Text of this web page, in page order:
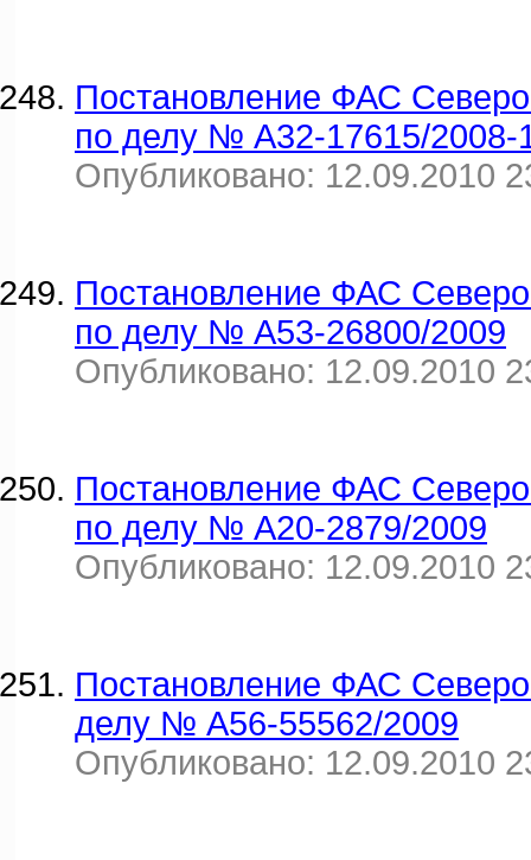
Постановление ФАС
по делу № А32-17615/2008-
Опубликовано: 12.09.2010
Постановление ФАС
по делу № А53-26800/2009
Опубликовано: 12.09.2010
Постановление ФАС
по делу № А20-2879/2009
Опубликовано: 12.09.2010
Постановление ФАС
делу № А56-55562/2009
Опубликовано: 12.09.2010